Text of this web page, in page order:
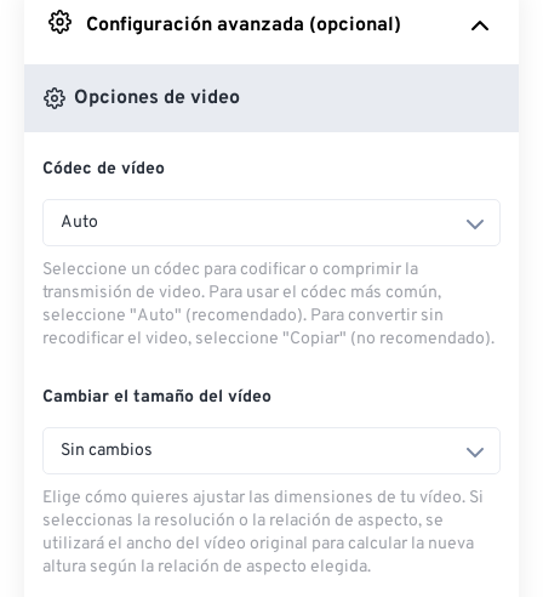
Desde Google Drive
Desde OneDrive
Desde URL
Configuración avanzada (opcional)
Opciones de video
Códec de vídeo
Auto
Seleccione un códec para codificar o comprimir la
transmisión de video. Para usar el códec más común,
seleccione "Auto" (recomendado). Para convertir sin
recodificar el video, seleccione "Copiar" (no recomendado).
Cambiar el tamaño del vídeo
Sin cambios
Elige cómo quieres ajustar las dimensiones de tu vídeo. Si
seleccionas la resolución o la relación de aspecto, se
utilizará el ancho del vídeo original para calcular la nueva
altura según la relación de aspecto elegida.